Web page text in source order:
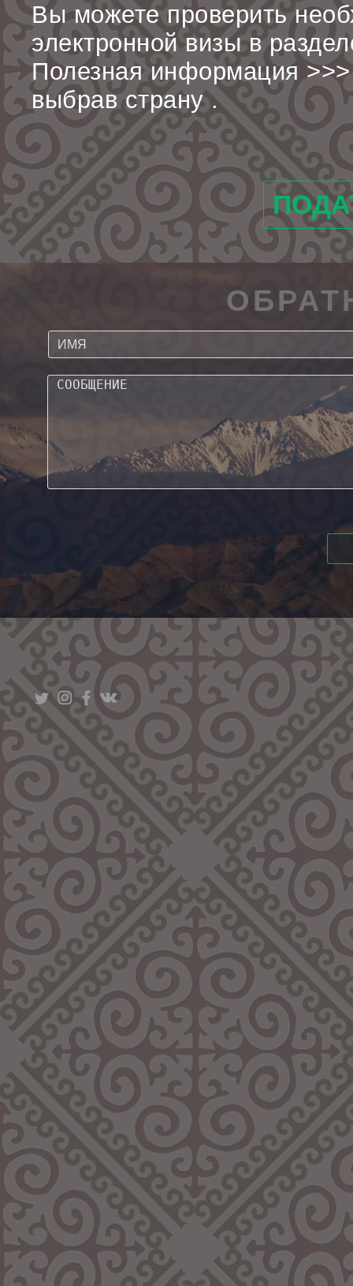
Вы можете проверить
электронной визы в
Полезная информация
выбрав страну .